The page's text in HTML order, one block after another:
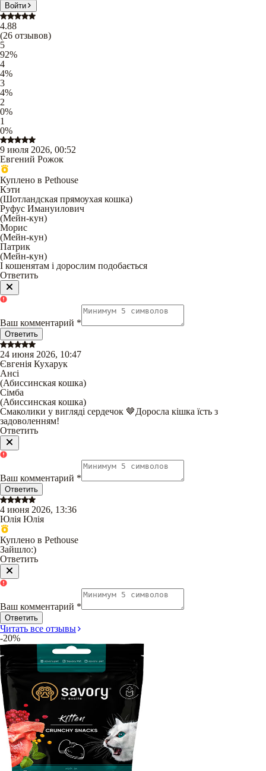
Войти
4.88
(26 отзывов)
5
92%
4
4%
3
4%
2
0%
1
0%
9 июля 2026, 00:52
Евгений Рожок
Куплено в Pethouse
Кэти
(Шотландская прямоухая кошка)
Руфус Имануилович
(Мейн-кун)
Морис
(Мейн-кун)
Патрик
(Мейн-кун)
І кошенятам і дорослим подобається
Ответить
Ваш комментарий *
Ответить
24 июня 2026, 10:47
Євгенія Кухарук
Ансі
(Абиссинская кошка)
Сімба
(Абиссинская кошка)
Смаколики у вигляді сердечок 🤎Доросла кішка їсть з
задоволенням!
Ответить
Ваш комментарий *
Ответить
4 июня 2026, 13:36
Юлія Юлія
Куплено в Pethouse
Зайшло:)
Ответить
Ваш комментарий *
Ответить
Читать все отзывы
-20%